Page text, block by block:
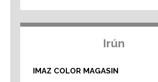
Irún
IMAZ COLOR MAGASIN